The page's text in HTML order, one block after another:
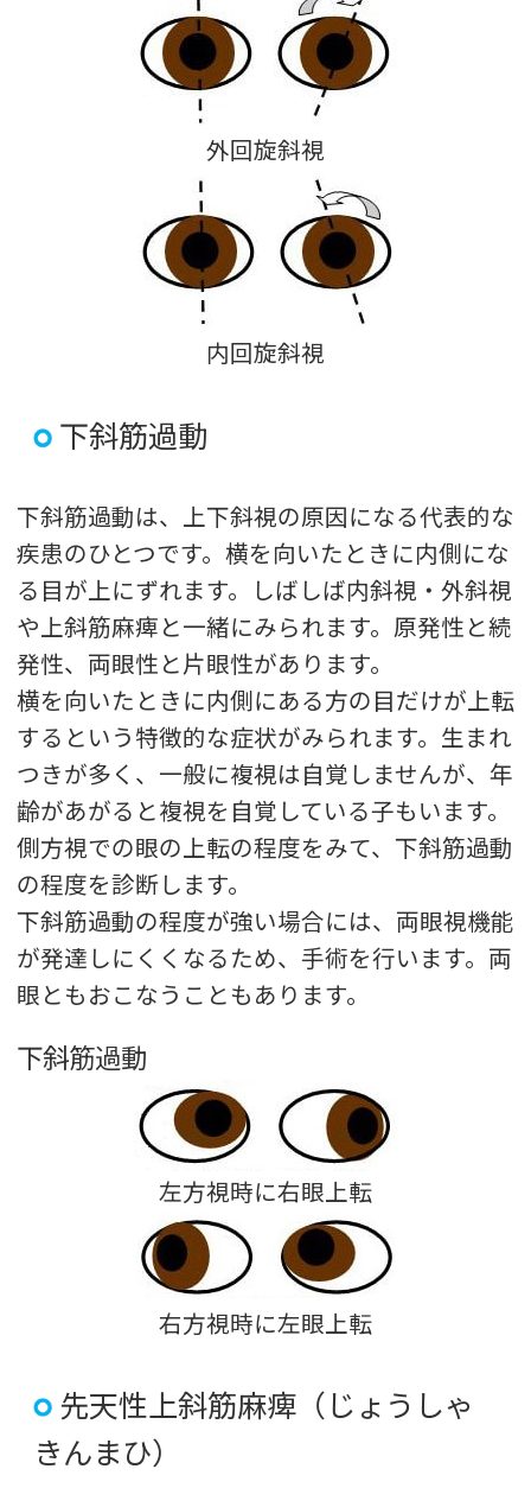
外回旋斜視
内回旋斜視
下斜筋過動
下斜筋過動は、上下斜視の原因になる代表的な
疾患のひとつです。横を向いたときに内側にな
る目が上にずれます。しばしば内斜視・外斜視
や上斜筋麻痺と一緒にみられます。原発性と続
発性、両眼性と片眼性があります。
横を向いたときに内側にある方の目だけが上転
するという特徴的な症状がみられます。生まれ
つきが多く、一般に複視は自覚しませんが、年
齢があがると複視を自覚している子もいます。
側方視での眼の上転の程度をみて、下斜筋過動
の程度を診断します。
下斜筋過動の程度が強い場合には、両眼視機能
が発達しにくくなるため、手術を行います。両
眼ともおこなうこともあります。
下斜筋過動
左方視時に右眼上転
右方視時に左眼上転
先天性上斜筋麻痺（じょうしゃ
きんまひ）